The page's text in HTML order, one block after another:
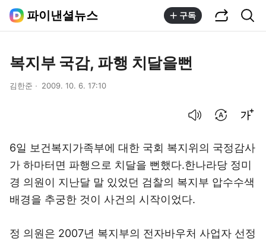
파이낸셜뉴스 구독
복지부 국감, 파행 치달을뻔
김한준 2009. 10. 6. 17:10
6일 보건복지가족부에 대한 국회 복지위의 국정감사
가 하마터면 파행으로 치달을 뻔했다.한나라당 정미
경 의원이 지난달 말 있었던 검찰의 복지부 압수수색
배경을 추궁한 것이 사건의 시작이었다.
정 의원은 2007년 복지부의 전자바우처 사업자 선정